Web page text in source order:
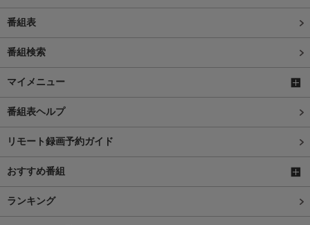
番組表
番組検索
マイメニュー
番組表ヘルプ
リモート録画予約ガイド
おすすめ番組
ランキング